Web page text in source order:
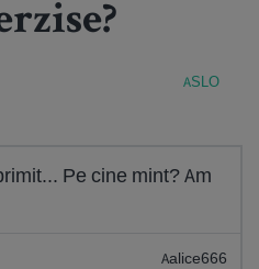
ASLO
Pe cine mint? Am
Aalice666